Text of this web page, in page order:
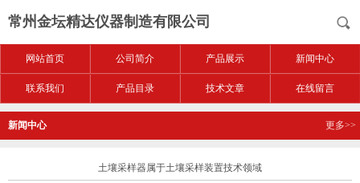
常州金坛精达仪器制造有限公司
网站首页 公司简介 产品展示 新闻中心
联系我们 产品目录 技术文章 在线留言
新闻中心 更多>>
土壤采样器属于土壤采样装置技术领域